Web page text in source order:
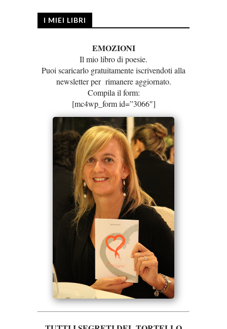
I MIEI LIBRI
EMOZIONI
Il mio libro di poesie.
Puoi scaricarlo gratuitamente iscrivendoti alla
newsletter per rimanere aggiornato.
Compila il form:
[mc4wp_form id=”3066″]